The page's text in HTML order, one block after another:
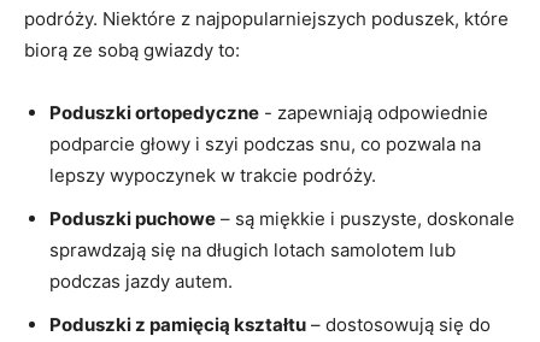
podróży. ‌Niektóre z najpopularniejszych poduszek, które
biorą ze sobą gwiazdy ‍to:
Poduszki ortopedyczne -⁣ zapewniają odpowiednie
⁣podparcie głowy i szyi ⁤podczas ‍snu, co pozwala ⁤na
lepszy wypoczynek w trakcie ‍podróży.
Poduszki puchowe – ⁤są miękkie i puszyste,​ doskonale
sprawdzają się na długich lotach samolotem lub
podczas jazdy ​autem.
Poduszki⁤ z⁣ pamięcią kształtu – dostosowują się do